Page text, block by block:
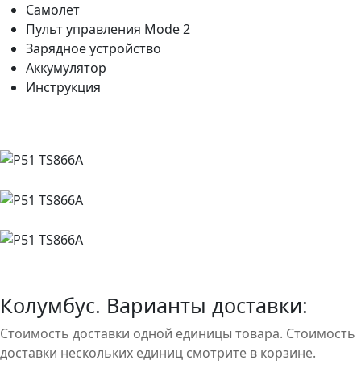
Самолет
Пульт управления Mode 2
Зарядное устройство
Аккумулятор
Инструкция
Колумбус. Варианты доставки:
Стоимость доставки одной единицы товара. Стоимость
доставки нескольких единиц смотрите в корзине.